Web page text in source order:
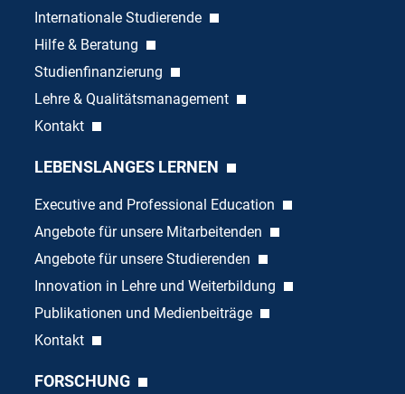
Internationale Studierende
Hilfe & Beratung
Studienfinanzierung
Lehre & Qualitätsmanagement
Kontakt
LEBENSLANGES LERNEN
Executive and Professional Education
Angebote für unsere Mitarbeitenden
Angebote für unsere Studierenden
Innovation in Lehre und Weiterbildung
Publikationen und Medienbeiträge
Kontakt
FORSCHUNG